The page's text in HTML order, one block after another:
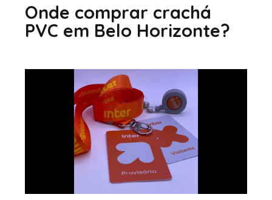
Onde comprar crachá
PVC em Belo Horizonte?